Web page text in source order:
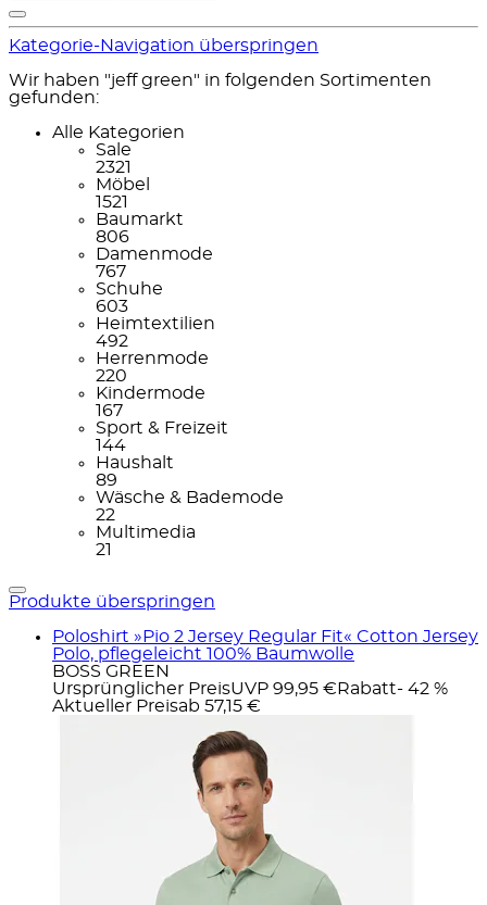
Kategorie-Navigation überspringen
Wir haben "jeff green" in folgenden Sortimenten
gefunden:
Alle Kategorien
Sale
2321
Möbel
1521
Baumarkt
806
Damenmode
767
Schuhe
603
Heimtextilien
492
Herrenmode
220
Kindermode
167
Sport & Freizeit
144
Haushalt
89
Wäsche & Bademode
22
Multimedia
21
Produkte überspringen
Poloshirt »Pio 2 Jersey Regular Fit« Cotton Jersey
Polo, pflegeleicht 100% Baumwolle
BOSS GREEN
Ursprünglicher PreisUVP 99,95 € Rabatt- 42 %
Aktueller Preisab 57,15 €